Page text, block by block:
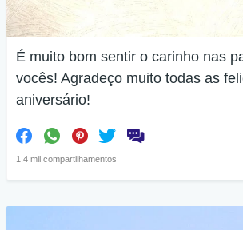
É muito bom sentir o carinho nas
vocês! Agradeço muito todas as
aniversário!
1.4 mil compartilhamentos